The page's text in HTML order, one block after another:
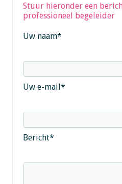
Stuur hieronder een
professioneel begeleider
Uw naam*
Uw e-mail*
Bericht*